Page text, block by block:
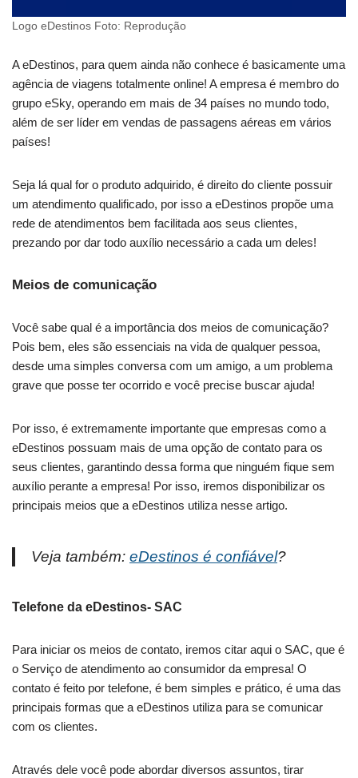
Logo eDestinos Foto: Reprodução
A eDestinos, para quem ainda não conhece é basicamente uma
agência de viagens totalmente online! A empresa é membro do
grupo eSky, operando em mais de 34 países no mundo todo,
além de ser líder em vendas de passagens aéreas em vários
países!
Seja lá qual for o produto adquirido, é direito do cliente possuir
um atendimento qualificado, por isso a eDestinos propõe uma
rede de atendimentos bem facilitada aos seus clientes,
prezando por dar todo auxílio necessário a cada um deles!
Meios de comunicação
Você sabe qual é a importância dos meios de comunicação?
Pois bem, eles são essenciais na vida de qualquer pessoa,
desde uma simples conversa com um amigo, a um problema
grave que posse ter ocorrido e você precise buscar ajuda!
Por isso, é extremamente importante que empresas como a
eDestinos possuam mais de uma opção de contato para os
seus clientes, garantindo dessa forma que ninguém fique sem
auxílio perante a empresa! Por isso, iremos disponibilizar os
principais meios que a eDestinos utiliza nesse artigo.
Veja também: eDestinos é confiável?
Telefone da eDestinos- SAC
Para iniciar os meios de contato, iremos citar aqui o SAC, que é
o Serviço de atendimento ao consumidor da empresa! O
contato é feito por telefone, é bem simples e prático, é uma das
principais formas que a eDestinos utiliza para se comunicar
com os clientes.
Através dele você pode abordar diversos assuntos, tirar